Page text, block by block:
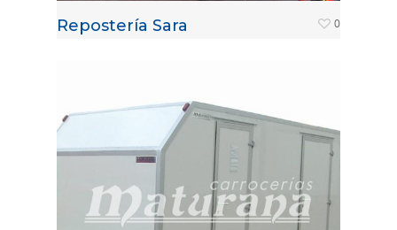
Repostería Sara 0